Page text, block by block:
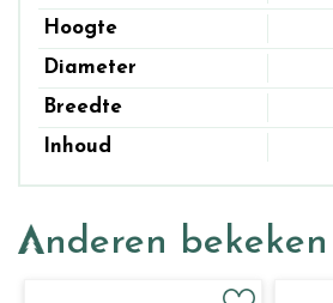
Hoogte
Diameter
Breedte
Inhoud
Anderen